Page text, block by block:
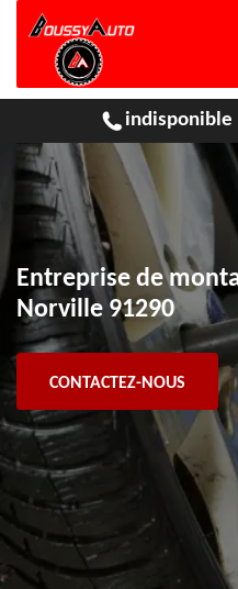
indisponible
Entreprise de
Norville 91290
CONTACTEZ-NOUS